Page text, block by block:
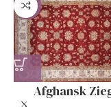
-46%
Afghansk